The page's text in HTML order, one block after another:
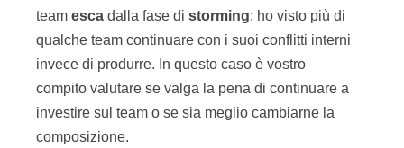
team esca dalla fase di storming: ho visto più di
qualche team continuare con i suoi conflitti interni
invece di produrre. In questo caso è vostro
compito valutare se valga la pena di continuare a
investire sul team o se sia meglio cambiarne la
composizione.